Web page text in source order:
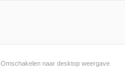
Omschakelen naar desktop weergave